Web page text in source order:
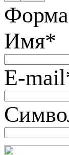
Форма
Имя*
E-mail